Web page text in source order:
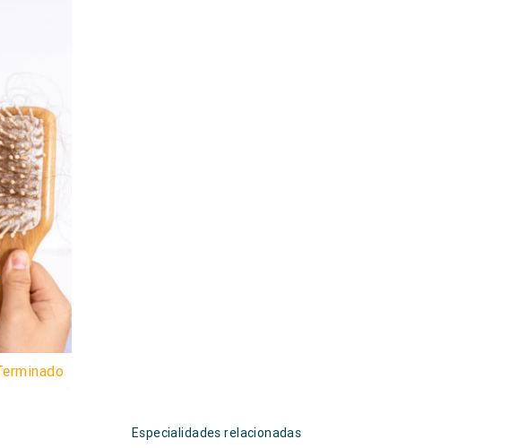
Especialidades relacionadas